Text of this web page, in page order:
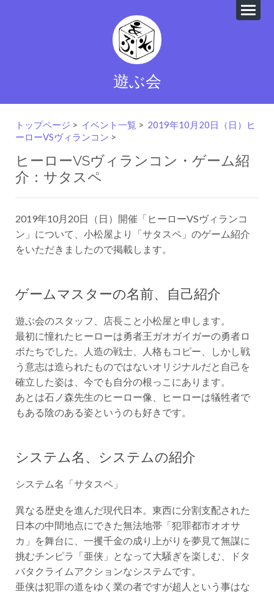
遊ぶ会
トップページ > イベント一覧 > 2019年10月20日（日）ヒ
ーローVSヴィランコン >
ヒーローVSヴィランコン・ゲーム紹
介：サタスペ
2019年10月20日（日）開催「ヒーローVSヴィランコ
ン」について、小松屋より「サタスペ」のゲーム紹介
をいただきましたので掲載します。
ゲームマスターの名前、自己紹介
遊ぶ会のスタッフ、店長こと小松屋と申します。
最初に憧れたヒーローは勇者王ガオガイガーの勇者ロ
ボたちでした。人造の戦士、人格もコピー、しかし戦
う意志は造られたものではないオリジナルだと自己を
確立した姿は、今でも自分の根っこにあります。
あとは石ノ森先生のヒーロー像、ヒーローは犠牲者で
もある陰のある姿というのも好きです。
システム名、システムの紹介
システム名「サタスペ」
異なる歴史を進んだ現代日本。東西に分割支配された
日本の中間地点にできた無法地帯「犯罪都市オオサ
カ」を舞台に、一攫千金の成り上がりを夢見て無謀に
挑むチンピラ「亜侠」となって大騒ぎを楽しむ、ドタ
バタクライムアクションなシステムです。
亜侠は犯罪の道をゆく業の者ですが超人という事はな